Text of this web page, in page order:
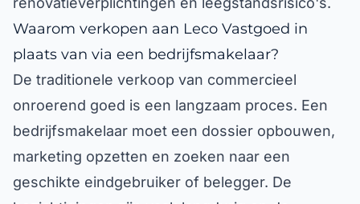
Waarom verkopen aan Leco Vastgoed in
plaats van via een bedrijfsmakelaar?
De traditionele verkoop van commercieel
onroerend goed is een langzaam proces. Een
bedrijfsmakelaar moet een dossier opbouwen,
marketing opzetten en zoeken naar een
geschikte eindgebruiker of belegger. De
bezichtigingen zijn vaak langdurig en de